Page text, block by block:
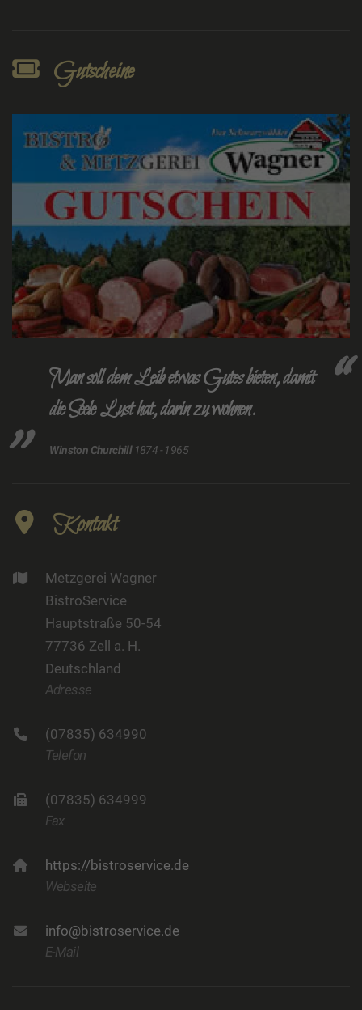
Gutscheine
Man soll dem Leib etwas Gutes bieten, damit
die Seele Lust hat, darin zu wohnen.
Winston Churchill1874 - 1965
Kontakt
Metzgerei Wagner
BistroService
Hauptstraße 50-54
77736 Zell a. H.
Deutschland
Adresse
(07835) 634990
Telefon
(07835) 634999
Fax
https://bistroservice.de
Webseite
info@bistroservice.de
E-Mail